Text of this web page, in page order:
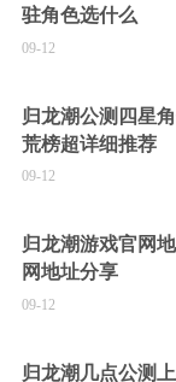
驻角色选什么
09-12
归龙潮公测四星
荒榜超详细推荐
09-12
归龙潮游戏官网
网地址分享
09-12
归龙潮几点公测